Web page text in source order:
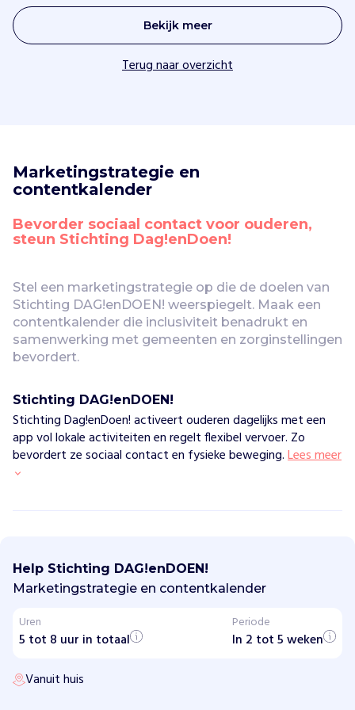
Bekijk meer
Terug naar overzicht
Marketingstrategie en
contentkalender
Bevorder sociaal contact voor ouderen,
steun Stichting Dag!enDoen!
Stel een marketingstrategie op die de doelen van
Stichting DAG!enDOEN! weerspiegelt. Maak een
contentkalender die inclusiviteit benadrukt en
samenwerking met gemeenten en zorginstellingen
bevordert.
Stichting DAG!enDOEN!
Stichting Dag!enDoen! activeert ouderen dagelijks met een
app vol lokale activiteiten en regelt flexibel vervoer. Zo
bevordert ze sociaal contact en fysieke beweging.Lees meer
c
h
t
n
g
G
Help Stichting DAG!enDOEN!
Marketingstrategie en contentkalender
Uren
5 tot 8 uur in totaal
Periode
In 2 tot 5 weken
Vanuit huis